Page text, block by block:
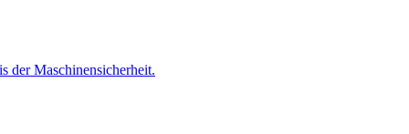
der Maschinensicherheit.